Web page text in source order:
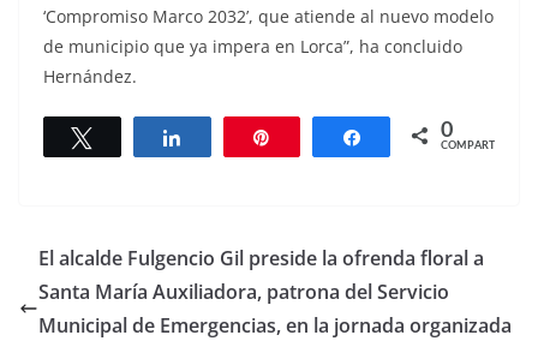
‘Compromiso Marco 2032’, que atiende al nuevo modelo
de municipio que ya impera en Lorca”, ha concluido
Hernández.
Twittear Compartir Compartir
0
COMPARTIR
El alcalde Fulgencio Gil preside la ofrenda floral a
Santa María Auxiliadora, patrona del Servicio
Municipal de Emergencias, en la jornada organizada